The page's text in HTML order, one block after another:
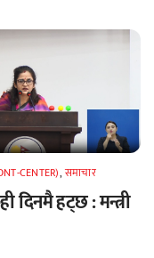
CENTER),समाचार
दिनमै हट्छ : मन्त्री